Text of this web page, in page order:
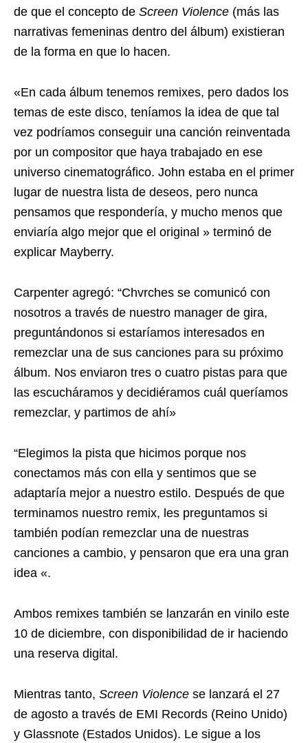
de que el concepto de Screen Violence (más las
narrativas femeninas dentro del álbum) existieran
de la forma en que lo hacen.
«En cada álbum tenemos remixes, pero dados los
temas de este disco, teníamos la idea de que tal
vez podríamos conseguir una canción reinventada
por un compositor que haya trabajado en ese
universo cinematográfico. John estaba en el primer
lugar de nuestra lista de deseos, pero nunca
pensamos que respondería, y mucho menos que
enviaría algo mejor que el original » terminó de
explicar Mayberry.
Carpenter agregó: “Chvrches se comunicó con
nosotros a través de nuestro manager de gira,
preguntándonos si estaríamos interesados ​​en
remezclar una de sus canciones para su próximo
álbum. Nos enviaron tres o cuatro pistas para que
las escucháramos y decidiéramos cuál queríamos
remezclar, y partimos de ahí»
“Elegimos la pista que hicimos porque nos
conectamos más con ella y sentimos que se
adaptaría mejor a nuestro estilo. Después de que
terminamos nuestro remix, les preguntamos si
también podían remezclar una de nuestras
canciones a cambio, y pensaron que era una gran
idea «.
Ambos remixes también se lanzarán en vinilo este
10 de diciembre, con disponibilidad de ir haciendo
una reserva digital.
Mientras tanto, Screen Violence se lanzará el 27
de agosto a través de EMI Records (Reino Unido)
y Glassnote (Estados Unidos). Le sigue a los